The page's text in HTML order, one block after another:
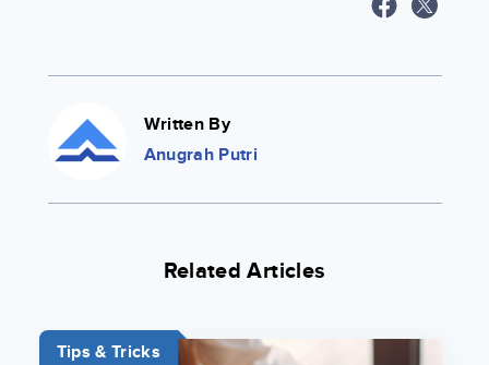
Written By
Anugrah Putri
Related Articles
Tips & Tricks